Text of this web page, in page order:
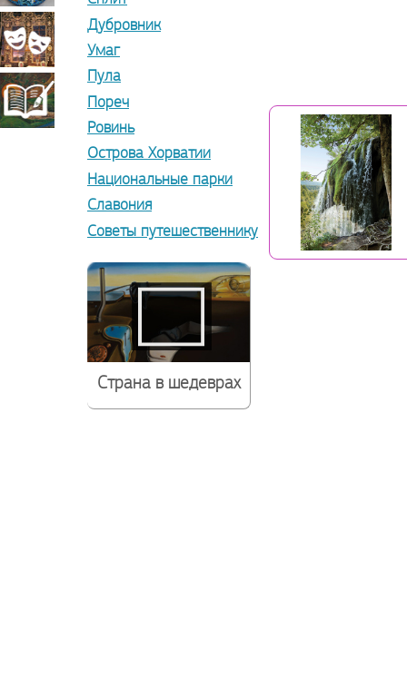
Дубровник
Умаг
Пула
Пореч
Ровинь
Острова Хорватии
Национальные парки
Славония
Советы путешественнику
Страна в шедеврах
прикладное
искусство
Театрально-
декорационное
искусство
Книжная
миниатюра